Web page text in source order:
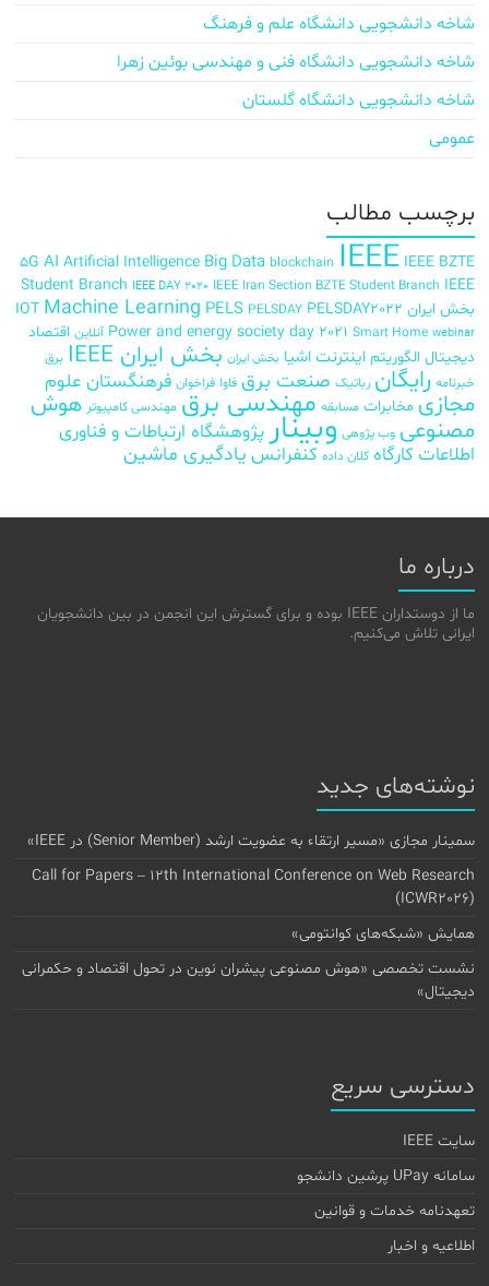
شاخه دانشجویی دانشگاه علم و فرهنگ
شاخه دانشجویی دانشگاه فنی و مهندسی بوئین زهرا
شاخه دانشجویی دانشگاه گلستان
عمومی
برچسب‌ مطالب
5G AI Artificial Intelligence Big Data blockchain IEEE IEEE BZTE
Student Branch IEEE DAY 2020 IEEE Iran Section BZTE Student Branch IEEE
بخش ایران
IOT Machine Learning PELS PELSDAY PELSDAY2022
Power and energy society day 2021 Smart Home webinar آنلاین اقتصاد
دیجیتال الگوریتم اینترنت اشیا بخش ایران بخش ایران IEEE
برق
خبرنامه رایگان رباتیک صنعت برق فاوا فراخوان فرهنگستان علوم
مجازی مخابرات مسابقه مهندسی برق مهندسی کامپیوتر هوش
مصنوعی وب پژوهی وبینارپژوهشگاه ارتباطات و فناوری
اطلاعات کارگاه کلان داده کنفرانس یادگیری ماشین
درباره ما
ما از دوستداران IEEE بوده و برای گسترش این انجمن در بین دانشجویان
ایرانی تلاش می‌کنیم.
نوشته‌های جدید
سمینار مجازی «مسیر ارتقاء به عضویت ارشد (Senior Member) در IEEE»
Call for Papers – 12th International Conference on Web Research
(ICWR2026)
همایش «شبکه‌های کوانتومی»
نشست تخصصی «هوش مصنوعی پیشران نوین در تحول اقتصاد و حکمرانی
دیجیتال»
دسترسی سریع
سایت IEEE
سامانه UPay پرشین دانشجو
تعهدنامه خدمات و قوانین
اطلاعیه و اخبار